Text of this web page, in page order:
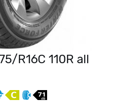
R16C 110R all